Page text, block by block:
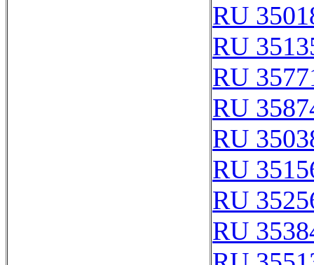
RU
RU
RU
RU
RU
RU
RU
RU